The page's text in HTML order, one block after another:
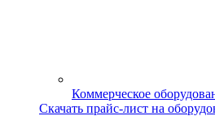
Коммерческое
Скачать прайс-лист на